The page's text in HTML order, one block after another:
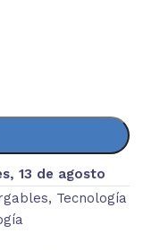
13 de agosto
, Tecnología